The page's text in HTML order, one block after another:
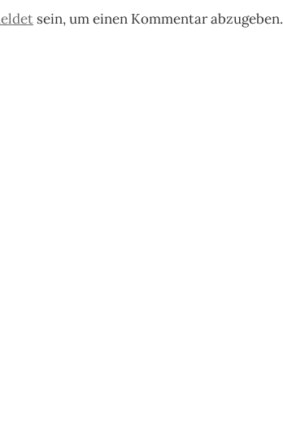
sein, um einen Kommentar abzugeben.